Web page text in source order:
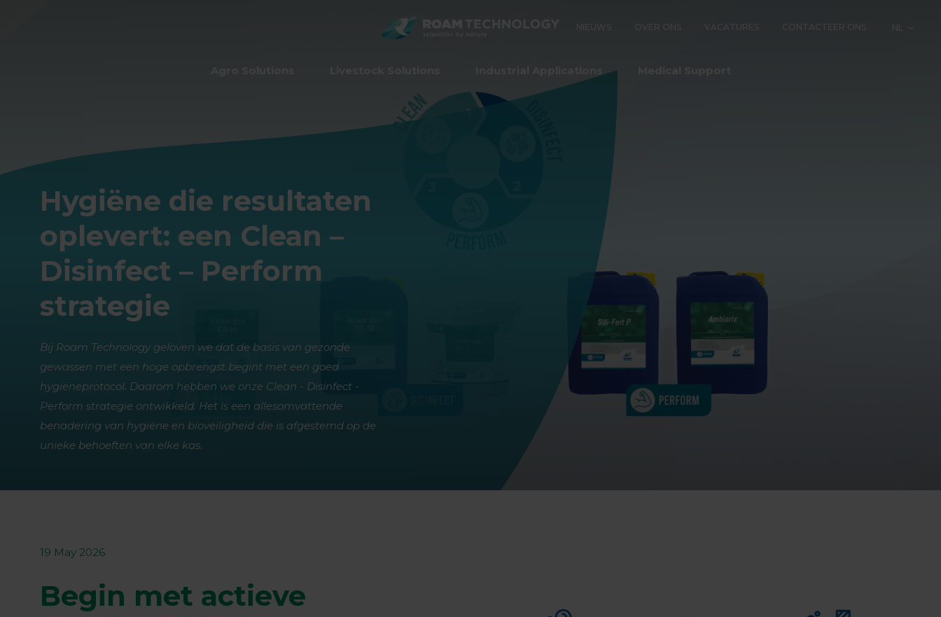
ROAM
TECHNOLOGY
VACATURES CONTACTEER ONS NL
Hygiëne die resultaten
oplevert: een Clean –
Disinfect – Perform
strategie
Bij Roam Technology geloven we dat de basis van gezonde
gewassen met een hoge opbrengst begint met een goed
hygiëneprotocol. Daarom hebben we onze Clean - Disinfect -
Perform strategie ontwikkeld. Het is een allesomvattende
benadering van hygiëne en bioveiligheid die is afgestemd op de
unieke behoeften van elke kas.
19 May 2026
Begin met actieve